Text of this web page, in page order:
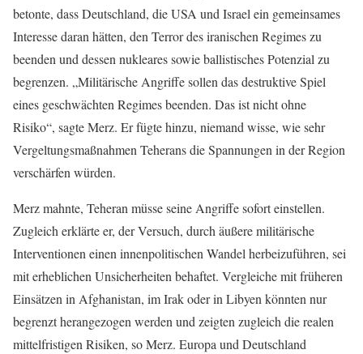
betonte, dass Deutschland, die USA und Israel ein gemeinsames
Interesse daran hätten, den Terror des iranischen Regimes zu
beenden und dessen nukleares sowie ballistisches Potenzial zu
begrenzen. „Militärische Angriffe sollen das destruktive Spiel
eines geschwächten Regimes beenden. Das ist nicht ohne
Risiko“, sagte Merz. Er fügte hinzu, niemand wisse, wie sehr
Vergeltungsmaßnahmen Teherans die Spannungen in der Region
verschärfen würden.
Merz mahnte, Teheran müsse seine Angriffe sofort einstellen.
Zugleich erklärte er, der Versuch, durch äußere militärische
Interventionen einen innenpolitischen Wandel herbeizuführen, sei
mit erheblichen Unsicherheiten behaftet. Vergleiche mit früheren
Einsätzen in Afghanistan, im Irak oder in Libyen könnten nur
begrenzt herangezogen werden und zeigten zugleich die realen
mittelfristigen Risiken, so Merz. Europa und Deutschland